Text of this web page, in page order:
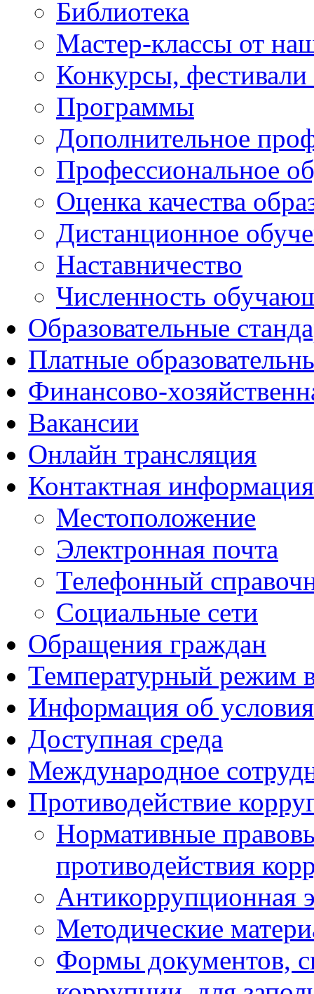
Библиотека
Мастер-классы от
Конкурсы,
Программы
Дополнительное
Профессиональное
Оценка качества
Дистанционное
Наставничество
Численность
Образовательные
Платные
Финансово-
Вакансии
Онлайн трансляция
Контактная информация
Местоположение
Электронная почта
Телефонный
Социальные сети
Обращения граждан
Температурный режим
Информация об
Доступная среда
Международное
Противодействие
Нормативные
противодействия
Антикоррупционная
Методические
Формы документов,